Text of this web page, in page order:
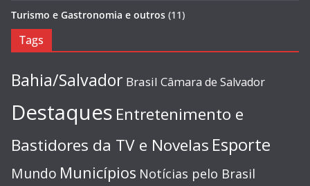
Turismo e Gastronomia e outros (11)
Tags
Bahia/Salvador Brasil Câmara de Salvador
Destaques Entretenimento e
Bastidores da TV e Novelas Esporte
Mundo Municípios Notícias pelo Brasil